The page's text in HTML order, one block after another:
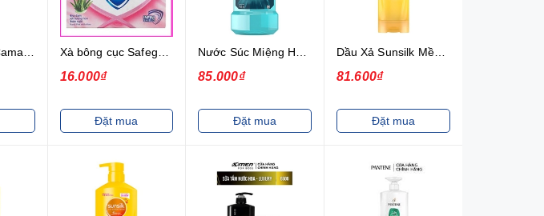
16.000₫
Đặt mua
85.000₫
Đặt mua
Dầu Xả Sunsilk Mềm Mượt Diệu Kỳ Từ Tinh Dầu Tự Nhiên 320g
81.600₫
Đặt mua